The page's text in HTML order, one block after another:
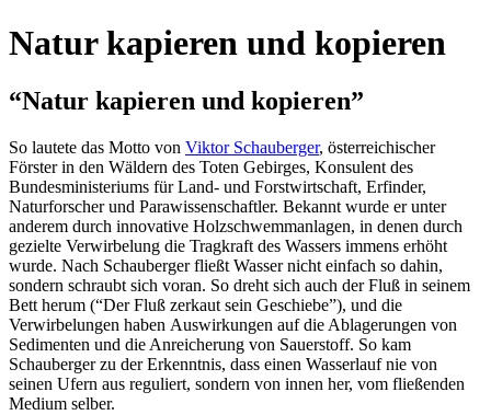
Natur kapieren und kopieren
“Natur kapieren und kopieren”
So lautete das Motto von Viktor Schauberger, österreichischer
Förster in den Wäldern des Toten Gebirges, Konsulent des
Bundesministeriums für Land- und Forstwirtschaft, Erfinder,
Naturforscher und Parawissenschaftler. Bekannt wurde er unter
anderem durch innovative Holzschwemmanlagen, in denen durch
gezielte Verwirbelung die Tragkraft des Wassers immens erhöht
wurde. Nach Schauberger fließt Wasser nicht einfach so dahin,
sondern schraubt sich voran. So dreht sich auch der Fluß in seinem
Bett herum (“Der Fluß zerkaut sein Geschiebe”), und die
Verwirbelungen haben Auswirkungen auf die Ablagerungen von
Sedimenten und die Anreicherung von Sauerstoff. So kam
Schauberger zu der Erkenntnis, dass einen Wasserlauf nie von
seinen Ufern aus reguliert, sondern von innen her, vom fließenden
Medium selber.